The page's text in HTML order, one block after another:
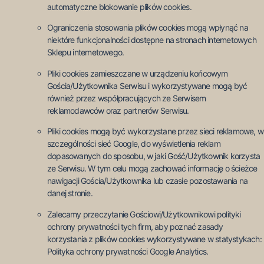
automatyczne blokowanie plików cookies.
Ograniczenia stosowania plików cookies mogą wpłynąć na
niektóre funkcjonalności dostępne na stronach internetowych
Sklepu internetowego.
Pliki cookies zamieszczane w urządzeniu końcowym
Gościa/Użytkownika Serwisu i wykorzystywane mogą być
również przez współpracujących ze Serwisem
reklamodawców oraz partnerów Serwisu.
Pliki cookies mogą być wykorzystane przez sieci reklamowe, w
szczególności sieć Google, do wyświetlenia reklam
dopasowanych do sposobu, w jaki Gość/Użytkownik korzysta
ze Serwisu. W tym celu mogą zachować informację o ścieżce
nawigacji Gościa/Użytkownika lub czasie pozostawania na
danej stronie.
Zalecamy przeczytanie Gościowi/Użytkownikowi polityki
ochrony prywatności tych firm, aby poznać zasady
korzystania z plików cookies wykorzystywane w statystykach:
Polityka ochrony prywatności Google Analytics.